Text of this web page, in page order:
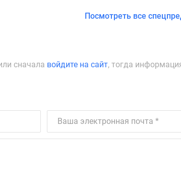
Посмотреть все
сначала войдите на сайт, тогда